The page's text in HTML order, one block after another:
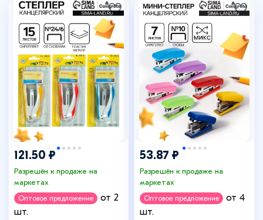
121.50 ₽
Разрешён к продаже на
маркетах
Оптовое предложение
от 2
шт.
53.87 ₽
Разрешён к продаже на
маркетах
Оптовое предложение
от 4
шт.